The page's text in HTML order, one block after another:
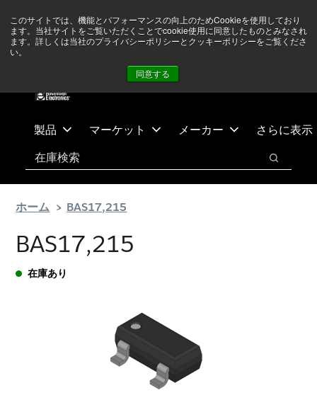
このサイトでは、機能とパフォーマンスの向上のためCookieを使用しており
ます。当社サイトをご覧いただくことでcookie使用に同意したものとみなされ
ます。詳しくは当社のプライバシーポリシーとクッキーポリシーをご覧くださ
い。
同意する
テ
ス
ありません 詳しい情報はこちら➜
製品 マーケット メーカー さらに表示
検索
検索
ホーム BAS17,215
BAS17,215
在庫あり